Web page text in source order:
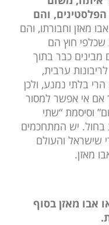
והם
מאזן וחבורתו, והם
חוץ הם
מבינים כבר בתוך
ערבית,
בלתי נמנע, ולכן
אם אי אפשר למסור
וסיסמת “שתי
בחול. יש המתחכמים
שישראל והעולם
מאזן.
אבו מאזן בסוף